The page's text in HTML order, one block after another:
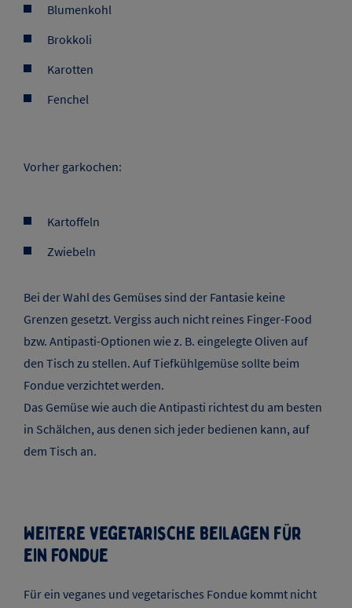
Blumenkohl
Brokkoli
Karotten
Fenchel
Vorher garkochen:
Kartoffeln
Zwiebeln
Bei der Wahl des Gemüses sind der Fantasie keine
Grenzen gesetzt. Vergiss auch nicht reines Finger-Food
bzw. Antipasti-Optionen wie z. B. eingelegte Oliven auf
den Tisch zu stellen. Auf Tiefkühlgemüse sollte beim
Fondue verzichtet werden.
Das Gemüse wie auch die Antipasti richtest du am besten
in Schälchen, aus denen sich jeder bedienen kann, auf
dem Tisch an.
Weitere vegetarische Beilagen für
ein Fondue
Für ein veganes und vegetarisches Fondue kommt nicht